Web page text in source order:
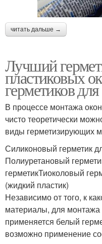
читать дальше →
Лучший
пластиковых
герметиков
В процессе монтажа
чисто теоретически
виды герметизирующих
Силиконовый герметик
Полиуретановый
герметикТиоколовый
(жидкий пластик)
Независимо от того, к
материалы, для
применяется белый
возможно применение